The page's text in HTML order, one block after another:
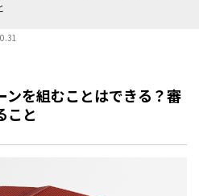
ンを組むことはできる？審
こと